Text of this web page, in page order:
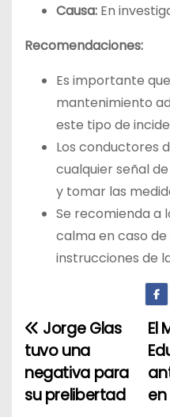
Causa: En
Recomendaciones:
Es importante
mantenimiento
este tipo de
Los conductores
cualquier señal
y tomar las
Se recomienda a
calma en caso de
instrucciones de
N
a
v
El
Jorge Glas
tuvo una
negativa para
su prelibertad